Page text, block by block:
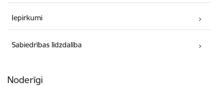
Iepirkumi
Sabiedrības līdzdalība
Noderīgi